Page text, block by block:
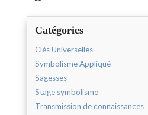
Catégories
Clés Universelles
Symbolisme Appliqué
Sagesses
Stage symbolisme
Transmission de connaissances